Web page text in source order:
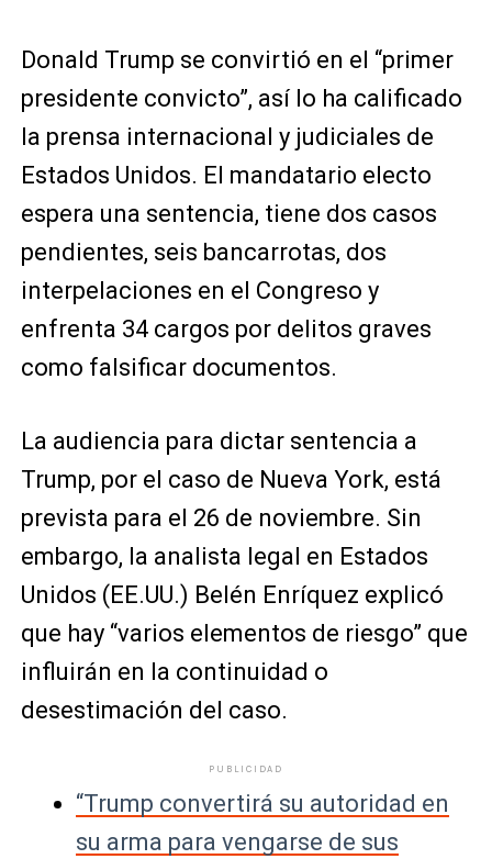
Donald Trump se convirtió en el “primer
presidente convicto”, así lo ha calificado
la prensa internacional y judiciales de
Estados Unidos. El mandatario electo
espera una sentencia, tiene dos casos
pendientes, seis bancarrotas, dos
interpelaciones en el Congreso y
enfrenta 34 cargos por delitos graves
como falsificar documentos.
La audiencia para dictar sentencia a
Trump, por el caso de Nueva York, está
prevista para el 26 de noviembre. Sin
embargo, la analista legal en Estados
Unidos (EE.UU.) Belén Enríquez explicó
que hay “varios elementos de riesgo” que
influirán en la continuidad o
desestimación del caso.
PUBLICIDAD
“Trump convertirá su autoridad en
su arma para vengarse de sus